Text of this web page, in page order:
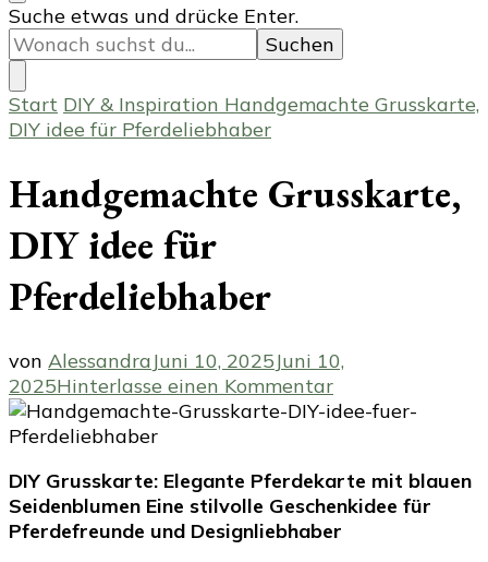
Suchst
du
nach
etwas?
Suche etwas und drücke Enter.
Start DIY & Inspiration Handgemachte Grusskarte,
DIY idee für Pferdeliebhaber
Handgemachte Grusskarte,
DIY idee für
Pferdeliebhaber
von AlessandraJuni 10, 2025Juni 10,
2025Hinterlasse einen Kommentarzu
Handgemachte
idee
für
Pferdeliebhaber
DIY Grusskarte: Elegante Pferdekarte mit blauen
Seidenblumen Eine stilvolle Geschenkidee für
Pferdefreunde und Designliebhaber